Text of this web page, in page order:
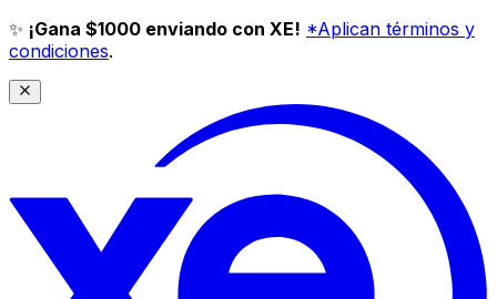
✨ ¡Gana $1000 enviando con XE! *Aplican términos y
condiciones.